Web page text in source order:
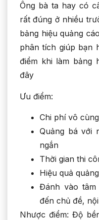
Ông bà ta hay có
rất đúng ở nhiều
bảng hiệu quảng
phân tích giúp bạn
điểm khi làm bảng
đây
Ưu điểm:
Chi phí vô
Quảng bá với
ngắn
Thời gian thi
Hiệu quả
Đánh vào
đến chủ đề,
Nhược điểm: Độ